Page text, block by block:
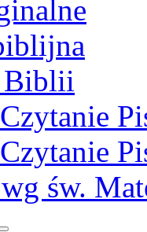
Biblii
św.